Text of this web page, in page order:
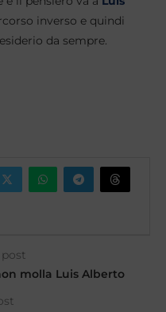
inverso e quindi
da sempre.
molla Luis Alberto